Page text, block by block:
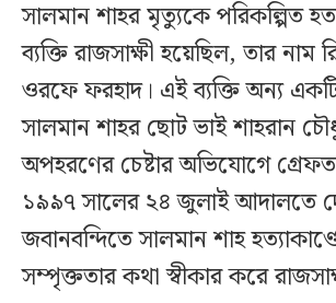
সালমান শাহর মৃত্যুকে পরিকল্পিত
ব্যক্তি রাজসাক্ষী হয়েছিল, তার
ওরফে ফরহাদ। এই ব্যক্তি অন্য
সালমান শাহর ছোট ভাই শাহরান
অপহরণের চেষ্টার অভিযোগে
১৯৯৭ সালের ২৪ জুলাই আদালতে
জবানবন্দিতে সালমান শাহ
সম্পৃক্ততার কথা স্বীকার করে